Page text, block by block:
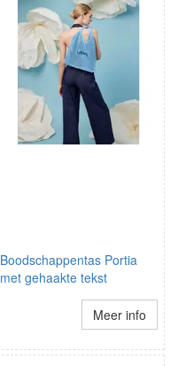
Boodschappentas Portia
met gehaakte tekst
Meer info